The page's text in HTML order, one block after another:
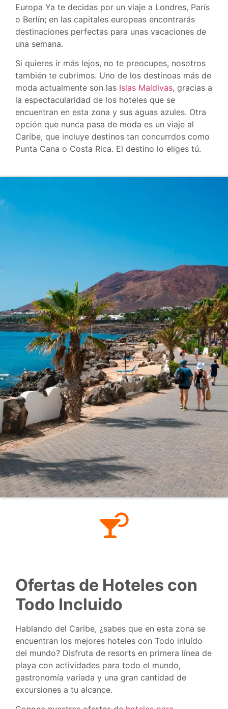
Europa Ya te decidas por un viaje a Londres, París
o Berlín; en las capitales europeas encontrarás
destinaciones perfectas para unas vacaciones de
una semana.
Si quieres ir más lejos, no te preocupes, nosotros
también te cubrimos. Uno de los destinoas más de
moda actualmente son las Islas Maldivas, gracias a
la espectacularidad de los hoteles que se
encuentran en esta zona y sus aguas azules. Otra
opción que nunca pasa de moda es un viaje al
Caribe, que incluye destinos tan concurrdos como
Punta Cana o Costa Rica. El destino lo eliges tú.
Ofertas de Hoteles con
Todo Incluido
Hablando del Caribe, ¿sabes que en esta zona se
encuentran los mejores hoteles con Todo inluído
del mundo? Disfruta de resorts en primera línea de
playa con actividades para todo el mundo,
gastronomía variada y una gran cantidad de
excursiones a tu alcance.